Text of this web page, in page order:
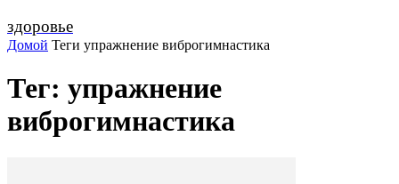
здоровье
Домой Теги упражнение виброгимнастика
Тег: упражнение
виброгимнастика